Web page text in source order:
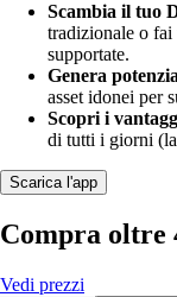
Scambia il tuo
tradizionale o fai
supportate.
Genera
asset idonei per
Scopri i
di tutti i giorni
Scarica l'app
Compra oltre
Vedi prezzi